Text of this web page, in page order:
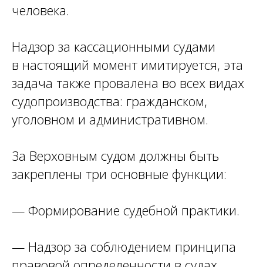
человека.
Надзор за кассационными судами
в настоящий момент имитируется, эта
задача также провалена во всех видах
судопроизводства: гражданском,
уголовном и административном.
За Верховным судом должны быть
закреплены три основные функции:
— Формирование судебной практики.
— Надзор за соблюдением принципа